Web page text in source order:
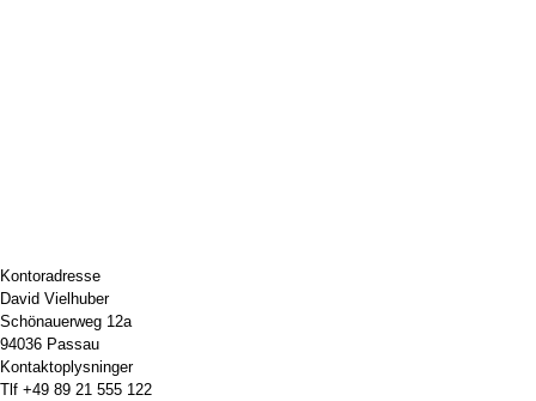
Kontoradresse
David Vielhuber
Schönauerweg 12a
94036 Passau
Kontaktoplysninger
Tlf +49 89 21 555 122